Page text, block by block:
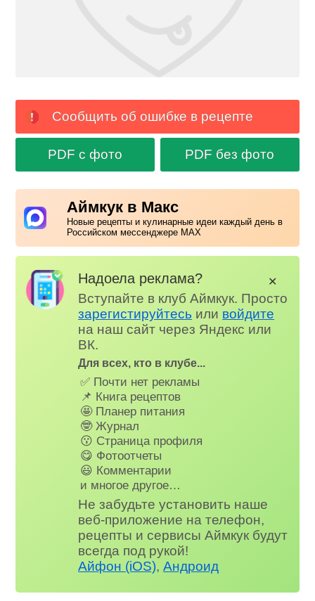
Сообщить об ошибке в рецепте
PDF с фото PDF без фото
Аймкук в Макс
Новые рецепты и кулинарные идеи каждый день в
Российском мессенджере MAX
Надоела реклама?
Вступайте в клуб Аймкук. Просто
зарегистируйтесь или войдите
на наш сайт через Яндекс или
ВК.
Для всех, кто в клубе...
✅ Почти нет рекламы
📌 Книга рецептов
🤩 Планер питания
🤓 Журнал
😗 Страница профиля
😋 Фотоотчеты
😃 Комментарии
и многое другое…
Не забудьте установить наше
веб-приложение на телефон,
рецепты и сервисы Аймкук будут
всегда под рукой!
Айфон (iOS),Андроид
✕